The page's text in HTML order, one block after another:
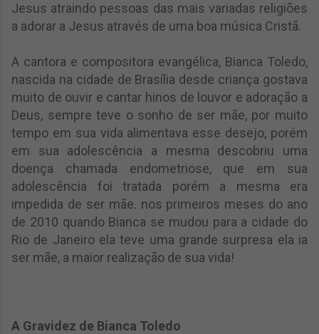
Jesus atraindo pessoas das mais variadas religiões
a adorar a Jesus através de uma boa música Cristã.
A cantora e compositora evangélica, Bianca Toledo,
nascida na cidade de Brasília desde criança gostava
muito de ouvir e cantar hinos de louvor e adoração a
Deus, sempre teve o sonho de ser mãe, por muito
tempo em sua vida alimentava esse desejo, porém
em sua adolescência a mesma descobriu uma
doença chamada endometriose, que em sua
adolescência foi tratada porém a mesma era
impedida de ser mãe. nos primeiros meses do ano
de 2010 quando Bianca se mudou para a cidade do
Rio de Janeiro ela teve uma grande surpresa ela ia
ser mãe, a maior realização de sua vida!
A Gravidez de Bianca Toledo